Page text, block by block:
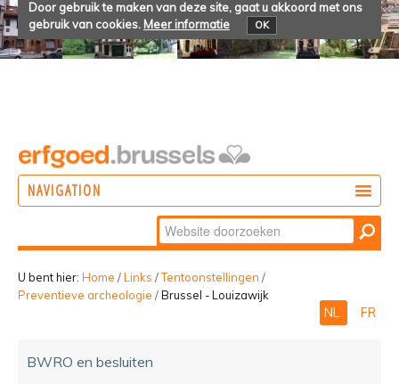
Door gebruik te maken van deze site, gaat u akkoord met ons
gebruik van cookies. Meer informatie OK
NAVIGATION
BELEVEN
Zoek
Geavanceerd
zoeken...
U bent hier: Home /Links /Tentoonstellingen /
Preventieve archeologie /Brussel - Louizawijk
NL FR
BWRO en besluiten